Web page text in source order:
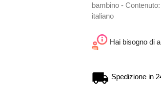
bambino -
italiano
Hai bisogno di
Spedizione in